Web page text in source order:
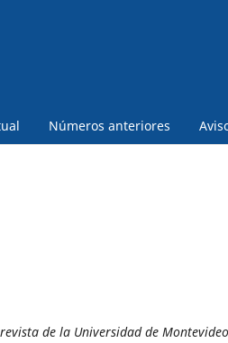
Números anteriores
de la Universidad de Montevideo